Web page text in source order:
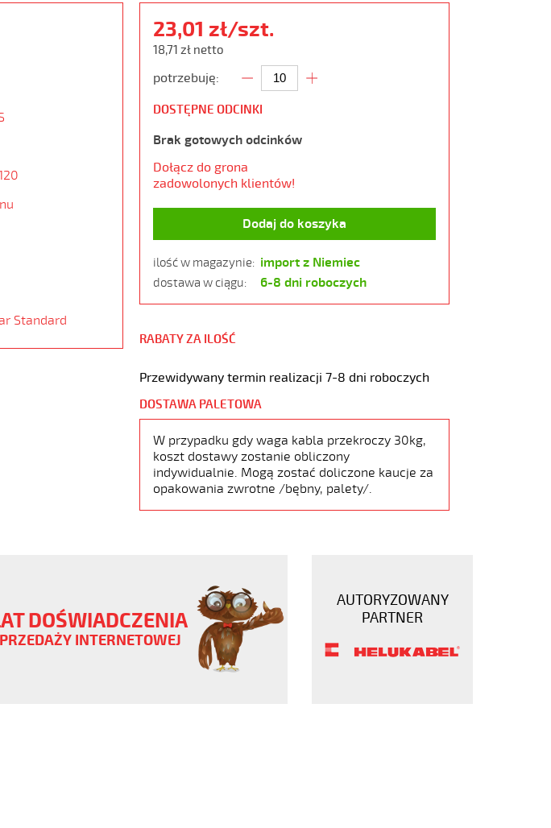
Standard
23,01 zł/szt.
18,71 zł netto
potrzebuję:
DOSTĘPNE ODCINKI
Brak gotowych odcinków
Dołącz do grona
zadowolonych klientów!
Dodaj do koszyka
ilość w magazynie: import z Niemiec
dostawa w ciągu: 6-8 dni roboczych
RABATY ZA ILOŚĆ
Przewidywany termin realizacji 7-8 dni roboczych
DOSTAWA PALETOWA
W przypadku gdy waga kabla przekroczy 30kg,
koszt dostawy zostanie obliczony
indywidualnie. Mogą zostać doliczone kaucje za
opakowania zwrotne /bębny, palety/.
DOŚWIADCZENIA
INTERNETOWEJ
AUTORYZOWANY
PARTNER